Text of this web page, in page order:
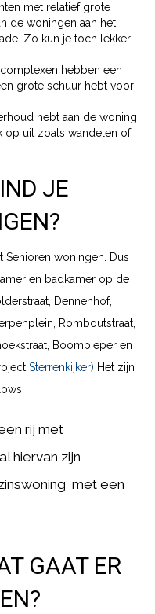
met relatief grote
de woningen aan het
Zo kun je toch lekker
hebben een
grote schuur hebt voor
hebt aan de woning
op uit zoals wandelen of
JE
Senioren woningen. Dus
en badkamer op de
Dennenhof,
Romboutstraat,
Boompieper en
Sterrenkijker) Het zijn
rij met
hiervan zijn
met een
GAAT ER